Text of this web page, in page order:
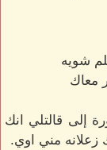
شويه
معاك
إلى قالتلي انك
زعلانه مني اوي.